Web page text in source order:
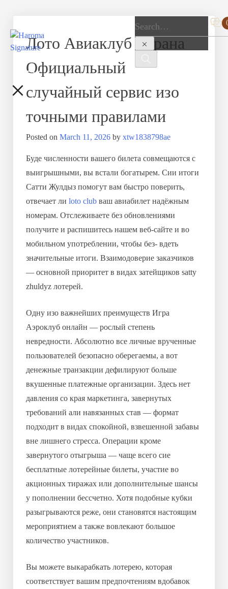
Лото Авиаклуб Страна
Официальный
случайный сервис изо
точными правилами
Posted on March 11, 2026 by xtw1838798ae
Буде численности вашего билета совмещаются с
выигрышными, вы встали богатырем. Сии итоги
Сатти Жулдыз помогут вам быстро поверить,
отвечает ли loto club ваш авиабилет надёжным
номерам. Отслеживаете без обновлениями
получите и распишитесь нашем веб-сайте и во
мобильном употреблении, чтобы без- вдеть
значительные итоги. Взаимодоверие заказчиков
— основной приоритет в видах затейщиков satty
zhuldyz лотерей.
Одну изо важнейших преимуществ Игра
Аэроклуб онлайн — рослый степень
невредности. Абсолютно все личные врученные
пользователей безопасно оберегаемы, а вот
денежные транзакции дефилируют больше
вкушенные платежные организации. Здесь нет
давления со края маркетинга, завернутых
требований али навязанных став — формат
подходит в видах спокойной, взвешенной забавы
вне лишнего стресса. Операции кроме
завернутого отыгрыша — чаще всего сие
бесплатные лотерейные билеты, участие во
акционных тиражах или дополнительные шансы
у пополнении бессчетно. Хотя подобные кубки
разыгрываются реже, они становятся настоящим
мероприятием а также вовлекают большое
количество участников.
Вы можете выкарабкать лотерею, которая
соответствует вашим предпочтениям вдобавок